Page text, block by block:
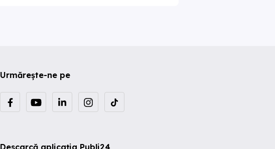
Urmărește-ne pe
Descarcă aplicația Publi24